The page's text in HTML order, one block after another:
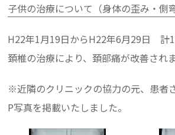
子供の治療について（身体の歪み・側
H22年1月19日からH22年6月29日 計
頚椎の治療により、頚部痛が改善され
※近隣のクリニックの協力の元、患者
P写真を掲載いたしました。